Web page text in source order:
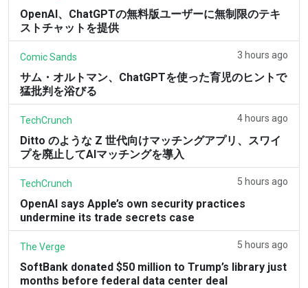
OpenAI、ChatGPTの無料版ユーザーに無制限のテキ
ストチャットを提供
Comic Sands 3 hours ago
サム・オルトマン、ChatGPTを使った育児のヒントで
猛批判を浴びる
TechCrunch 4 hours ago
Ditto のような Z 世代向けマッチングアプリ、スワイ
プを廃止してAIマッチングを導入
TechCrunch 5 hours ago
OpenAI says Apple’s own security practices
undermine its trade secrets case
The Verge 5 hours ago
SoftBank donated $50 million to Trump’s library just
months before federal data center deal